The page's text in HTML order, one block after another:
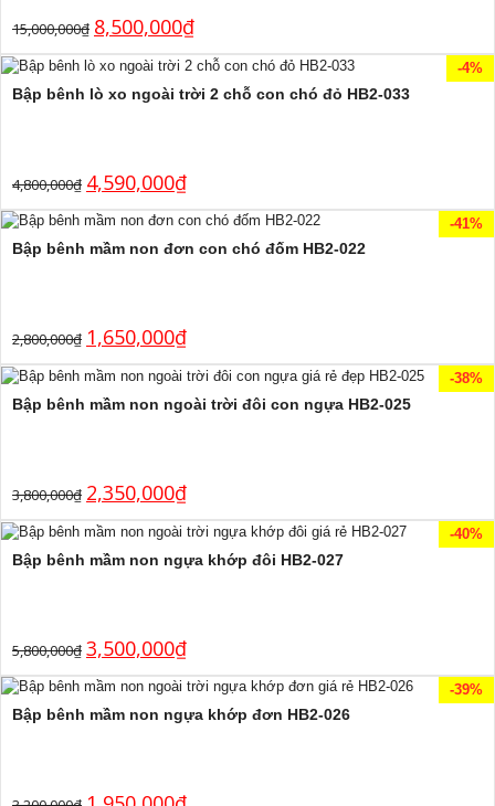
15,000,000₫ 8,500,000₫
-4%
Bập bênh lò xo ngoài trời 2 chỗ con chó đỏ HB2-033
4,800,000₫ 4,590,000₫
-41%
Bập bênh mầm non đơn con chó đốm HB2-022
2,800,000₫ 1,650,000₫
-38%
Bập bênh mầm non ngoài trời đôi con ngựa HB2-025
3,800,000₫ 2,350,000₫
-40%
Bập bênh mầm non ngựa khớp đôi HB2-027
5,800,000₫ 3,500,000₫
-39%
Bập bênh mầm non ngựa khớp đơn HB2-026